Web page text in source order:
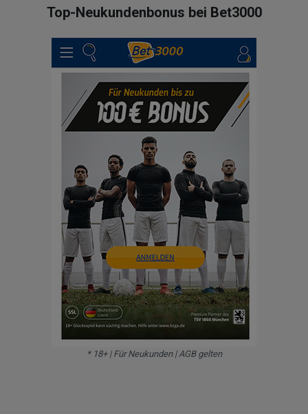
Top-Neukundenbonus bei Bet3000
* 18+ | Für Neukunden | AGB gelten